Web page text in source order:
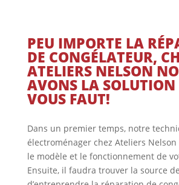
PEU IMPORTE LA
DE CONGÉLATEUR,
ATELIERS NELSON
AVONS LA SOLUTION
VOUS FAUT!
Dans un premier temps, notre
électroménager chez Ateliers
le modèle et le fonctionnement de
Ensuite, il faudra trouver la source